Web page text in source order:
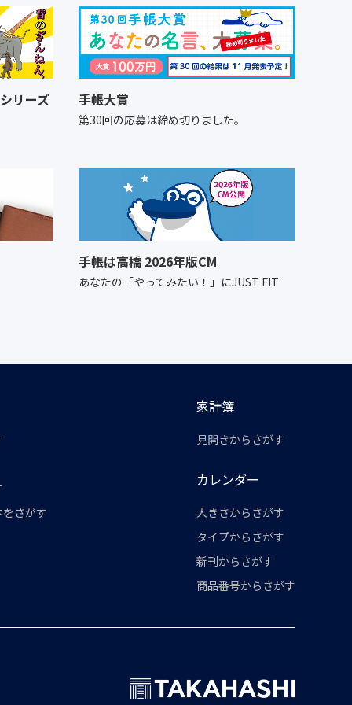
リーズ 手帳大賞
第30回の応募は締め切りました。
手帳は高橋 2026年版CM
あなたの「やってみたい！」にJUST FIT
さがす
家計簿
見開きからさがす
カレンダー
大きさからさがす
タイプからさがす
新刊からさがす
商品番号からさがす